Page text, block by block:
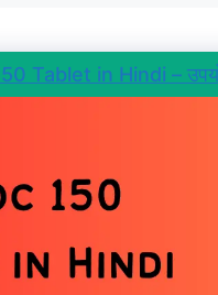
Tablet in Hindi –